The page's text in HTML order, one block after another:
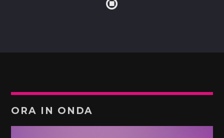
ORA IN ONDA